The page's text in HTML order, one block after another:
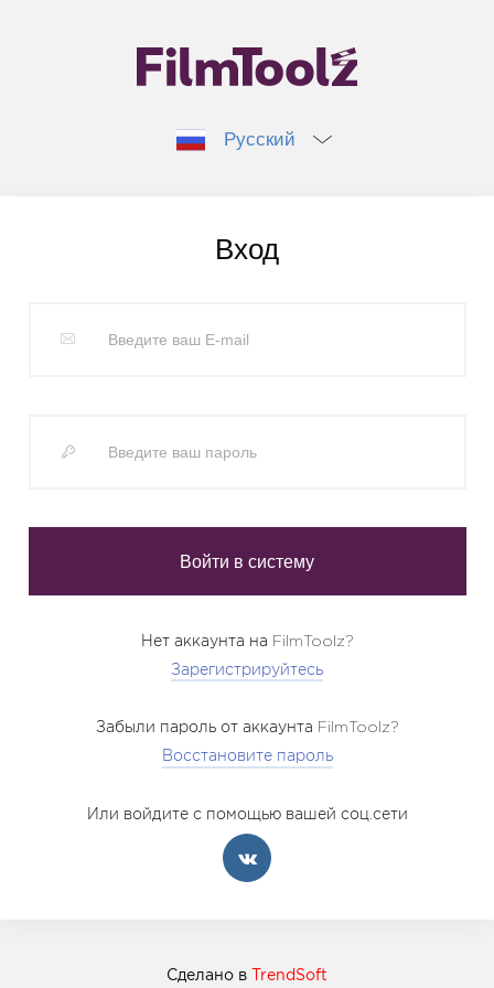
Русский
Вход
Нет аккаунта на FilmToolz?
Зарегистрируйтесь
Забыли пароль от аккаунта FilmToolz?
Восстановите пароль
Или войдите с помощью вашей соц.сети
Сделано в TrendSoft